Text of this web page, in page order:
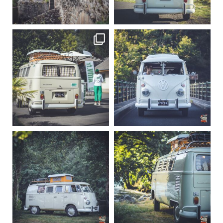
Sep 15
219
3
Sep 12
216
3
becombi
Sep 10
220
4
becombi
Août 10
177
0
becombi
Août 10
120
0
becombi
Août 10
108
0